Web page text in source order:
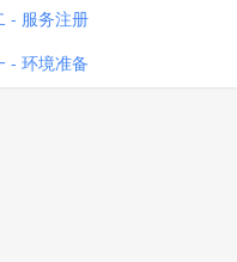
- 服务注册
- 环境准备